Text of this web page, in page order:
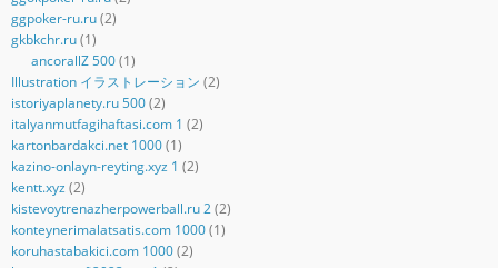
ggpoker-ru.ru(2)
gkbkchr.ru(1)
ancorallZ 500(1)
Illustration イラストレーション (2)
istoriyaplanety.ru 500(2)
italyanmutfagihaftasi.com 1 (2)
kartonbardakci.net 1000(1)
kazino-onlayn-reyting.xyz 1 (2)
kentt.xyz (2)
kistevoytrenazherpowerball.ru 2(2)
konteynerimalatsatis.com 1000(1)
koruhastabakici.com 1000(2)